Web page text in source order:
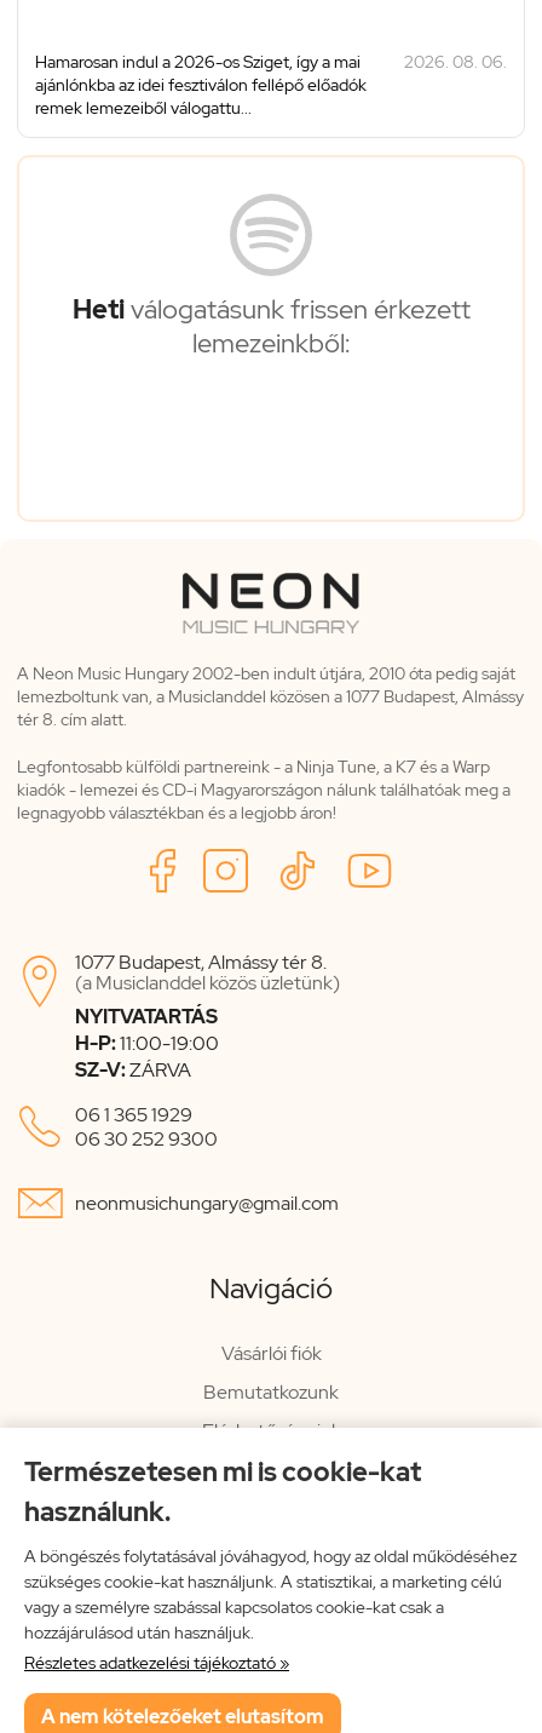
Természetesen mi is cookie-kat
használunk.
A böngészés folytatásával jóváhagyod, hogy az oldal működéséhez
szükséges cookie-kat használjunk. A statisztikai, a marketing célú
vagy a személyre szabással kapcsolatos cookie-kat csak a
hozzájárulásod után használjuk.
Részletes adatkezelési tájékoztató »
A nem kötelezőeket elutasítom
Hamarosan indul a 2026-os Sziget, így a mai
ajánlónkba az idei fesztiválon fellépő előadók
remek lemezeiből válogattu...
2026. 08. 06.
Hetiválogatásunk frissen érkezett
lemezeinkből:
A Neon Music Hungary 2002-ben indult útjára, 2010 óta pedig saját
lemezboltunk van, a Musiclanddel közösen a 1077 Budapest, Almássy
tér 8. cím alatt.
Legfontosabb külföldi partnereink - a Ninja Tune, a K7 és a Warp
kiadók - lemezei és CD-i Magyarországon nálunk találhatóak meg a
legnagyobb választékban és a legjobb áron!

1077 Budapest, Almássy tér 8.
(a Musiclanddel közös üzletünk)
NYITVATARTÁS
H-P:11:00-19:00
SZ-V:ZÁRVA
 06 1 365 1929
06 30 252 9300
 neonmusichungary@gmail.com
Navigáció
Vásárlói fiók
Bemutatkozunk
Elérhetőségeink
Hírlevél
Impresszum
Vissza a főoldalra
Neon Music Hungary Bt.
ÁSZF